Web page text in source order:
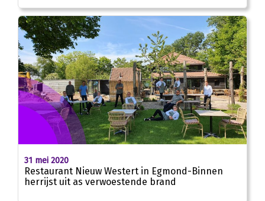
31 mei 2020
Restaurant Nieuw Westert in Egmond-Binnen
herrijst uit as verwoestende brand